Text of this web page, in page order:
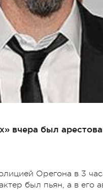
вчера был
Орегона в 3
был пьян, а в его